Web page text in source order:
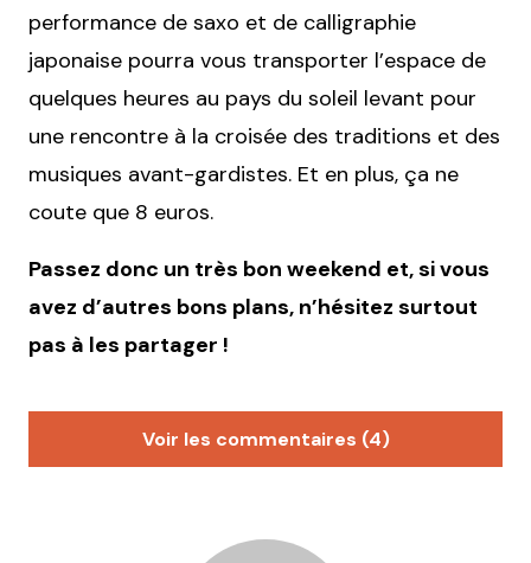
performance de saxo et de calligraphie
japonaise pourra vous transporter l’espace de
quelques heures au pays du soleil levant pour
une rencontre à la croisée des traditions et des
musiques avant-gardistes. Et en plus, ça ne
coute que 8 euros.
Passez donc un très bon weekend et, si vous
avez d’autres bons plans, n’hésitez surtout
pas à les partager !
Voir les commentaires (4)
Merci pour les bons plans !